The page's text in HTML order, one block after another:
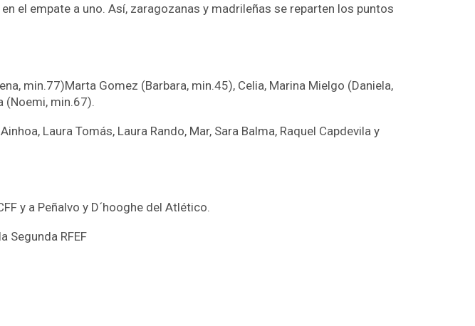
el empate a uno. Así, zaragozanas y madrileñas se reparten los puntos
min.77)Marta Gomez (Barbara, min.45), Celia, Marina Mielgo (Daniela,
(Noemi, min.67).
Laura Tomás, Laura Rando, Mar, Sara Balma, Raquel Capdevila y
y a Peñalvo y D´hooghe del Atlético.
Segunda RFEF